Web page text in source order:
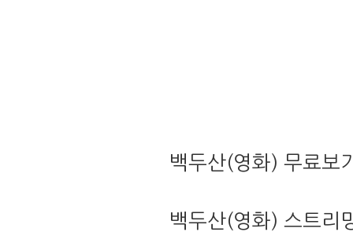
백두산(영화) 무료보
백두산(영화) 스트리